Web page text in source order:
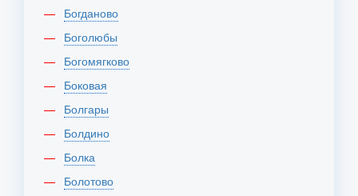
Богданово
Боголюбы
Богомягково
Боковая
Болгары
Болдино
Болка
Болотово